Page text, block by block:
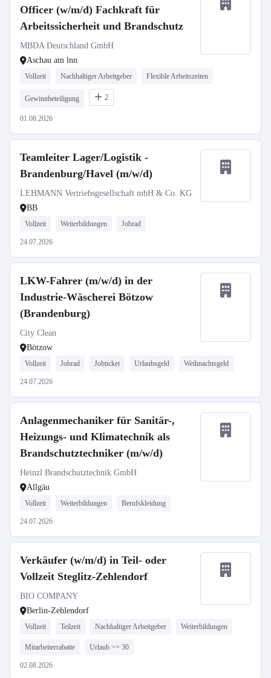
Officer (w/m/d) Fachkraft für
Arbeitssicherheit und Brandschutz
MBDA Deutschland GmbH
Aschau am lnn
Vollzeit Nachhaltiger Arbeitgeber Flexible Arbeitszeiten
Gewinnbeteiligung 2
01.08.2026
Teamleiter Lager/Logistik -
Brandenburg/Havel (m/w/d)
LEHMANN Vertriebsgesellschaft mbH & Co. KG
BB
Vollzeit Weiterbildungen Jobrad
24.07.2026
LKW-Fahrer (m/w/d) in der
Industrie-Wäscherei Bötzow
(Brandenburg)
City Clean
Bötzow
Vollzeit Jobrad Jobticket Urlaubsgeld Weihnachtsgeld
24.07.2026
Anlagenmechaniker für Sanitär-,
Heizungs- und Klimatechnik als
Brandschutztechniker (m/w/d)
Heinzl Brandschutztechnik GmbH
Allgäu
Vollzeit Weiterbildungen Berufskleidung
24.07.2026
Verkäufer (w/m/d) in Teil- oder
Vollzeit Steglitz-Zehlendorf
BIO COMPANY
Berlin-Zehlendorf
Vollzeit Teilzeit Nachhaltiger Arbeitgeber Weiterbildungen
Mitarbeiterrabatte Urlaub >= 30
02.08.2026